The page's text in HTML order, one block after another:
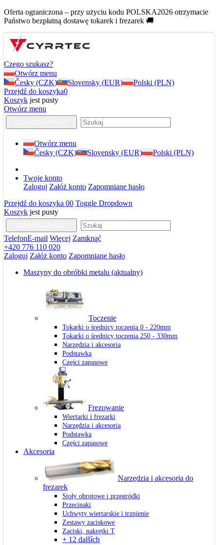
Oferta ograniczona – przy użyciu kodu POLSKA2026 otrzymacie
Państwo bezpłatną dostawę tokarek i frezarek 🚚
Czego szukasz?
Otwórz menu
Česky (CZK)
Slovensky (EUR)
Polski (PLN)
Przejdź do koszyka0
Koszyk jest pusty
Otwórz menu
Otwórz menu
Česky (CZK)
Slovensky (EUR) Polski (PLN)
Twoje konto
Zaloguj Załóż konto Zapomniane hasło
Przejdź do koszyka 00 Toggle Dropdown
Koszyk jest pusty
TelefonE-mail Więcej Zamknąć
+420 776 110 020
Zaloguj Załóż konto Zapomniane hasło
Maszyny do obróbki metalu (aktualny)
Toczenie
Tokarki o średnicy toczenia 0 - 220mm
Tokarki o średnicy toczenia 250 - 330mm
Narzędzia i akcesoria
Podstawka
Części zapasowe
Frezowanie
Wiertarki i frezarki
Narzędzia i akcesoria
Podstawka
Części zapasowe
Akcesoria
Narzędzia i akcesoria do
frezarek
Stoły obrotowe i przegródki
Przecinaki
Uchwyty wiertarskie i trzpienie
Zestawy zaciskowe
Zaciski, nakrętki T
+ 12 dalších